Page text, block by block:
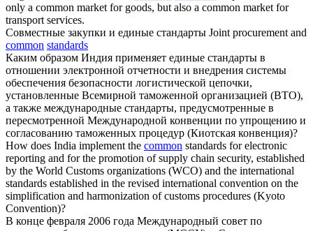
only a common market for goods, but also a common market for
transport services.
Совместные закупки и единые стандарты Joint procurement and
common standards
Каким образом Индия применяет единые стандарты в
отношении электронной отчетности и внедрения системы
обеспечения безопасности логистической цепочки,
установленные Всемирной таможенной организацией (ВТО),
а также международные стандарты, предусмотренные в
пересмотренной Международной конвенции по упрощению и
согласованию таможенных процедур (Киотская конвенция)?
How does India implement the common standards for electronic
reporting and for the promotion of supply chain security, established
by the World Customs organizations (WCO) and the international
standards established in the revised international convention on the
simplification and harmonization of customs procedures (Kyoto
Convention)?
В конце февраля 2006 года Международный совет по